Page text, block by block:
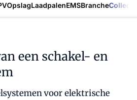
OpslagLaadpalenEMSBranche
een schakel- en
voor elektrische